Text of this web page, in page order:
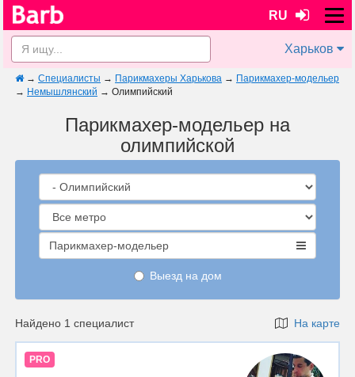
RU
Харьков
→ Специалисты → Парикмахеры Харькова → Парикмахер-модельер
→ Немышлянский → Олимпийский
Парикмахер-модельер на
олимпийской
Парикмахер-модельер
Выезд на дом
Найдено 1 специалист На карте
PRO